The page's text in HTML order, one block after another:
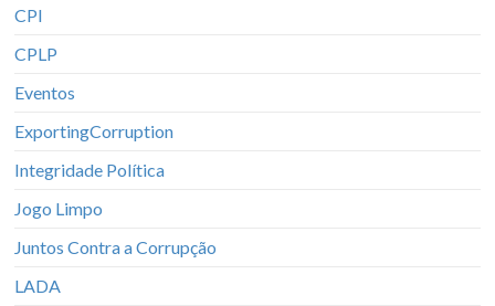
CPI
CPLP
Eventos
ExportingCorruption
Integridade Política
Jogo Limpo
Juntos Contra a Corrupção
LADA